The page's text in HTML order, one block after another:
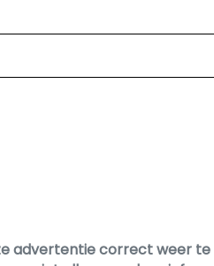
advertentie correct weer